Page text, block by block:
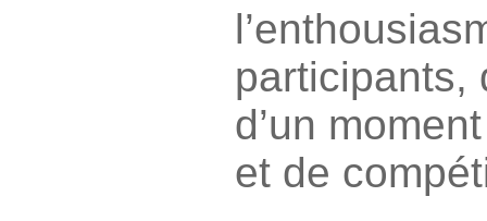
participants,
d’un
et de